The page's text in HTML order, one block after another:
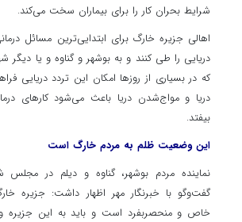
شرایط بحران کار را برای بیماران سخت می‌کند.
اهالی جزیره خارگ برای ابتدایی‌ترین مسائل
دریایی را طی کنند و به بوشهر و گناوه و یا دیگر
که در بسیاری از روزها امکان این تردد دریایی
دریا و مواج‌شدن دریا باعث می‌شود کارهای
بیفتد.
این وضعیت ظلم به مردم خارگ است
نماینده مردم بوشهر، گناوه و دیلم در مجلس
گفت‌وگو با خبرنگار مهر اظهار داشت: جزیره
خاص ومنحصربفرد است و باید به این جزیره